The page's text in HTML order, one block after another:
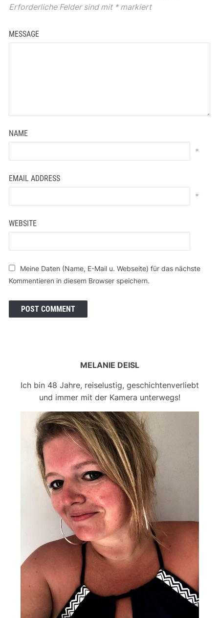
Erforderliche Felder sind mit *markiert
MESSAGE
NAME
*
EMAIL ADDRESS
*
WEBSITE
Meine Daten (Name, E-Mail u. Webseite) für das nächste
Kommentieren in diesem Browser speichern.
MELANIE DEISL
Ich bin 48 Jahre, reiselustig, geschichtenverliebt
und immer mit der Kamera unterwegs!